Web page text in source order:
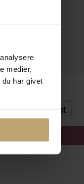
medier,
har givet
Handel